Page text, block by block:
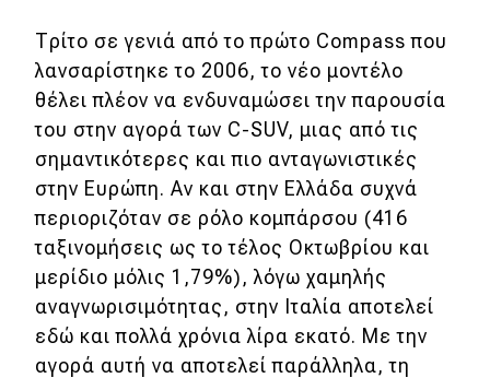
eDRIVE
DRIVE USED
Τρίτο σε γενιά από το πρώτο Compass που
λανσαρίστηκε το 2006, το νέο μοντέλο
θέλει πλέον να ενδυναμώσει την παρουσία
του στην αγορά των C-SUV, μιας από τις
σημαντικότερες και πιο ανταγωνιστικές
στην Ευρώπη. Αν και στην Ελλάδα συχνά
περιοριζόταν σε ρόλο κομπάρσου (416
ταξινομήσεις ως το τέλος Οκτωβρίου και
μερίδιο μόλις 1,79%), λόγω χαμηλής
αναγνωρισιμότητας, στην Ιταλία αποτελεί
εδώ και πολλά χρόνια λίρα εκατό. Με την
αγορά αυτή να αποτελεί παράλληλα, τη